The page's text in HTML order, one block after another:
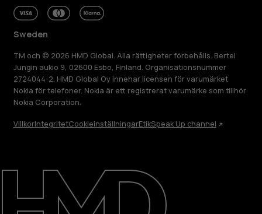
Reparera, återanvända, återvinna
Hållbarhet
Kundservice
Sweden
TM och © 2026 HMD Global. Alla rättigheter förbehålls. Bertel
Jungin aukio 9, 02600 Esbo, Finland. Organisationsnummer
2724044-2. HMD Global Oy innehar licensen för varumärket
Nokia för telefoner. Nokia är ett registrerat varumärke som tillhör
Nokia Corporation.
VillkorIntegritetCookieinställningarEtikSpeak Up channel